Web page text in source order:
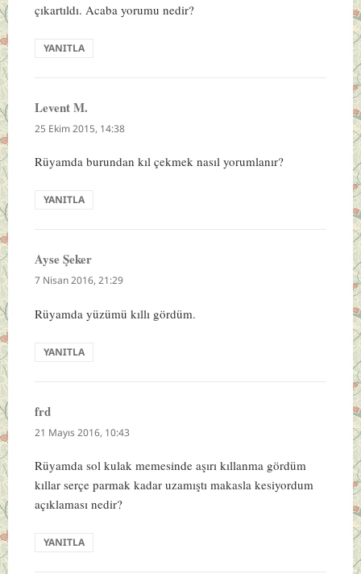
çıkartıldı. Acaba yorumu nedir?
YANITLA
Levent M.
ki:
25 Ekim 2015, 14:38
Rüyamda burundan kıl çekmek nasıl yorumlanır?
YANITLA
Ayse Şekerdedi
ki:
7 Nisan 2016, 21:29
Rüyamda yüzümü kıllı gördüm.
YANITLA
frddedi
ki:
21 Mayıs 2016, 10:43
Rüyamda sol kulak memesinde aşırı kıllanma gördüm
kıllar serçe parmak kadar uzamıştı makasla kesiyordum
açıklaması nedir?
YANITLA